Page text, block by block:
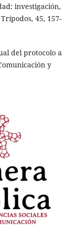
investigación,
45, 157-
del protocolo a
y